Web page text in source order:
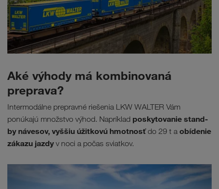
Aké výhody má kombinovaná
preprava?
Intermodálne prepravné riešenia LKW WALTER Vám
ponúkajú množstvo výhod. Napríklad poskytovanie stand-
by návesov, vyššiu úžitkovú hmotnosťdo 29 t a obídenie
zákazu jazdy v noci a počas sviatkov.